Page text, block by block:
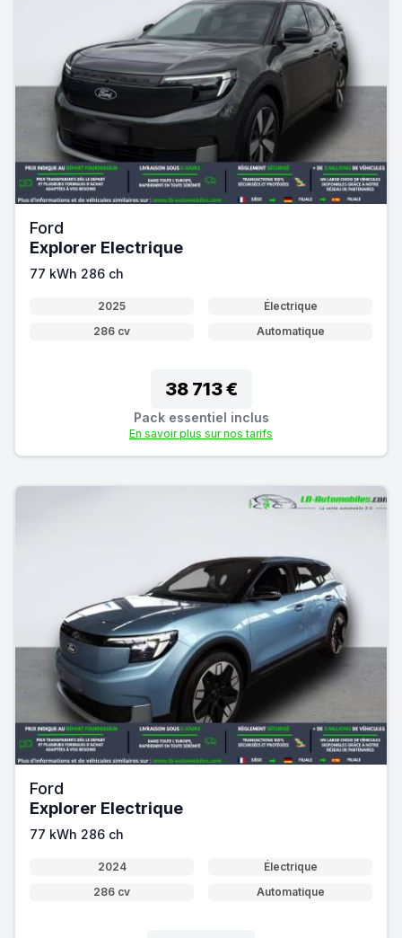
Ford
Explorer Electrique
77 kWh 286 ch
2025
Électrique
286 cv
Automatique
38 713 €
Pack essentiel inclus
En savoir plus sur nos tarifs
Ford
Explorer Electrique
77 kWh 286 ch
2024
Électrique
286 cv
Automatique